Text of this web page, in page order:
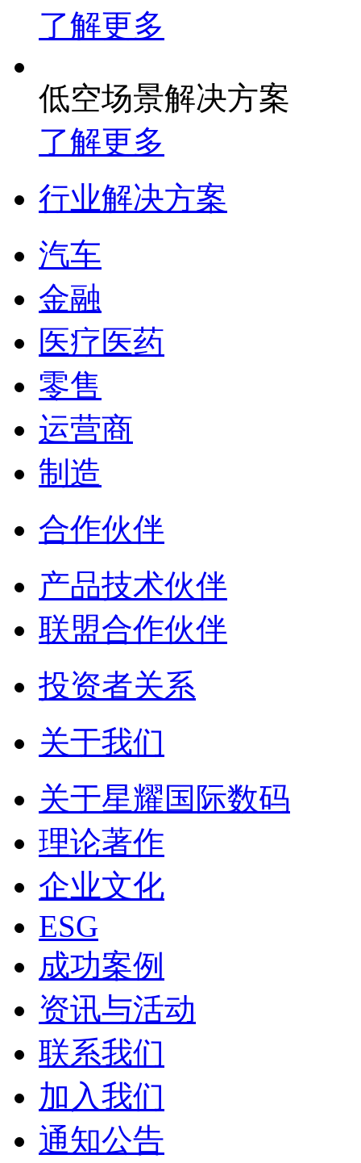
了解更多
低空场景解决方案
了解更多
行业解决方案
汽车
金融
医疗医药
零售
运营商
制造
合作伙伴
产品技术伙伴
联盟合作伙伴
投资者关系
关于我们
关于星耀国际数码
理论著作
企业文化
ESG
成功案例
资讯与活动
联系我们
加入我们
通知公告